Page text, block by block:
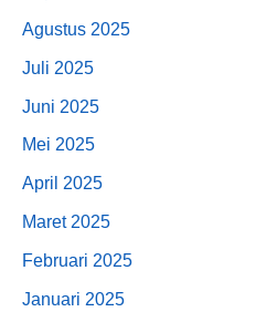
Agustus 2025
Juli 2025
Juni 2025
Mei 2025
April 2025
Maret 2025
Februari 2025
Januari 2025